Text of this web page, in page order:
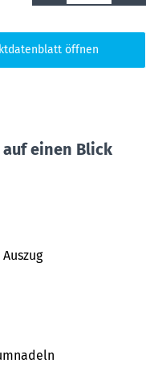
öffnen
einen Blick